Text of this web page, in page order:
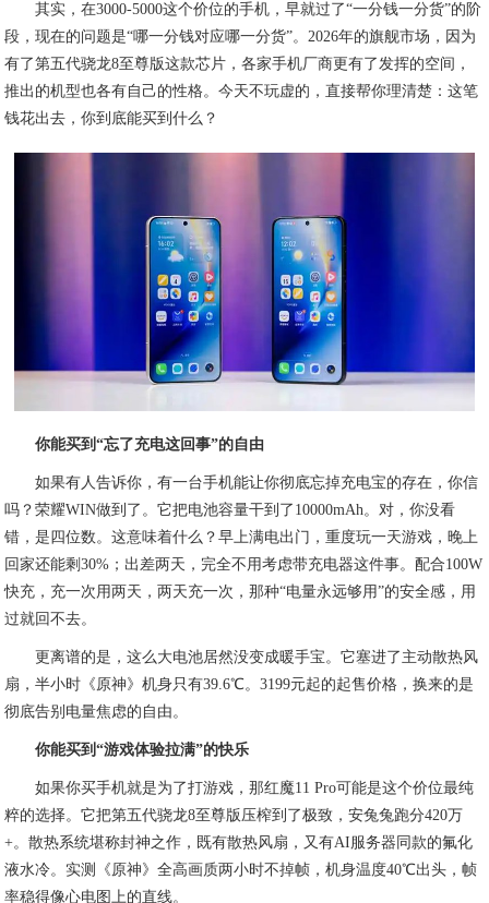
其实，在3000-5000这个价位的手机，早就过了“一分钱一分货”的阶
段，现在的问题是“哪一分钱对应哪一分货”。2026年的旗舰市场，因为
有了第五代骁龙8至尊版这款芯片，各家手机厂商更有了发挥的空间，
推出的机型也各有自己的性格。今天不玩虚的，直接帮你理清楚：这笔
钱花出去，你到底能买到什么？
你能买到“忘了充电这回事”的自由
如果有人告诉你，有一台手机能让你彻底忘掉充电宝的存在，你信
吗？荣耀WIN做到了。它把电池容量干到了10000mAh。对，你没看
错，是四位数。这意味着什么？早上满电出门，重度玩一天游戏，晚上
回家还能剩30%；出差两天，完全不用考虑带充电器这件事。配合100W
快充，充一次用两天，两天充一次，那种“电量永远够用”的安全感，用
过就回不去。
更离谱的是，这么大电池居然没变成暖手宝。它塞进了主动散热风
扇，半小时《原神》机身只有39.6℃。3199元起的起售价格，换来的是
彻底告别电量焦虑的自由。
你能买到“游戏体验拉满”的快乐
如果你买手机就是为了打游戏，那红魔11 Pro可能是这个价位最纯
粹的选择。它把第五代骁龙8至尊版压榨到了极致，安兔兔跑分420万
+。散热系统堪称封神之作，既有散热风扇，又有AI服务器同款的氟化
液水冷。实测《原神》全高画质两小时不掉帧，机身温度40℃出头，帧
率稳得像心电图上的直线。